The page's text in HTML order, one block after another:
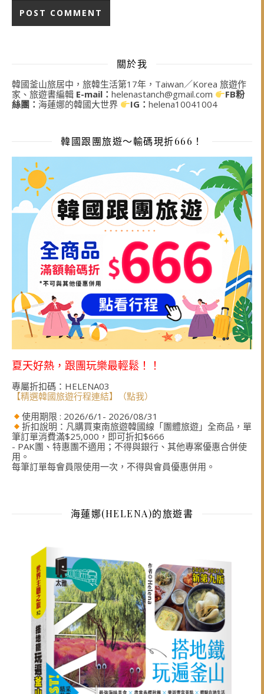
關於我
韓國釜山旅居中，旅韓生活第17年，Taiwan／Korea 旅遊作
家、旅遊書編輯 E-mail： helenastanch@gmail.com
FB粉
絲團： 海蓮娜的韓國大世界 IG：helena10041004
韓國跟團旅遊～輸碼現折666！
夏天好熱，跟團玩樂最輕鬆！！
專屬折扣碼：HELENA03
【精選韓國旅遊行程連結】（點我）
使用期限 : 2026/6/1- 2026/08/31
折扣說明：凡購買東南旅遊韓國線「團體旅遊」全商品，單
筆訂單消費滿$25,000，即可折扣$666
- PAK團、特惠團不適用；不得與銀行、其他專案優惠合併使
用。
每筆訂單每會員限使用一次，不得與會員優惠併用。
海蓮娜(HELENA)的旅遊書